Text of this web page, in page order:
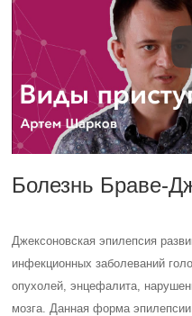
Болезнь Браве-
Джексоновская эпилепсия
инфекционных заболеваний
опухолей, энцефалита,
мозга. Данная форма